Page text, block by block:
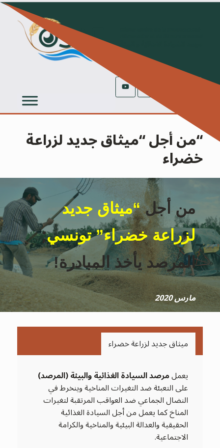
Skip
“من أجل “ميثاق جديد لزراعة
خضراء
من أجل“ميثاق جديد
لزراعة خضراء” تونسي;
المرصد يأخذ المبادرة!
مارس 2020
ميثاق جديد لزراعة خضراء
يعملمرصد السيادة الغذائية والبيئة(المرصد)
على التعبئة ضد التغيرات المناخية وينخرط في
النضال الجماعي ضد العواقب المرتقبة لتغيرات
المناخ كما يعمل من أجل السيادة الغذائية
الحقيقية والعدالة البيئية والمناخية والكرامة
الاجتماعية.